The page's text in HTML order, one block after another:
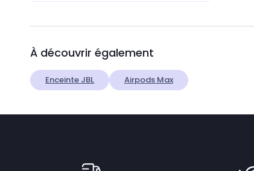
À découvrir également
Enceinte JBL Airpods Max